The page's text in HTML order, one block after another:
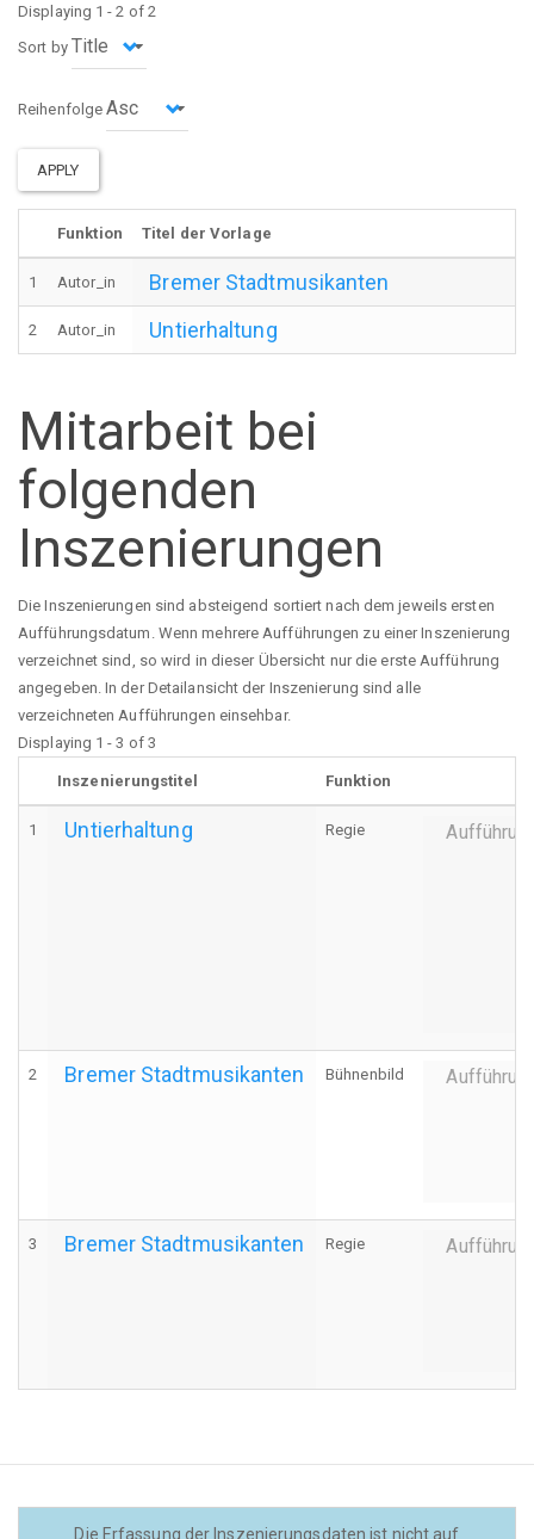
Displaying 1 - 2 of 2
Sort by
Reihenfolge
APPLY
Funktion Titel der Vorlage
1 Autor_in Bremer Stadtmusikanten
2 Autor_in Untierhaltung
Mitarbeit bei
folgenden
Inszenierungen
Die Inszenierungen sind absteigend sortiert nach dem jeweils ersten
Aufführungsdatum. Wenn mehrere Aufführungen zu einer Inszenierung
verzeichnet sind, so wird in dieser Übersicht nur die erste Aufführung
angegeben. In der Detailansicht der Inszenierung sind alle
verzeichneten Aufführungen einsehbar.
Displaying 1 - 3 of 3
Inszenierungstitel Funktion
1 Untierhaltung Regie
2 Bremer Stadtmusikanten Bühnenbild
3 Bremer Stadtmusikanten Regie
Die Erfassung der Inszenierungsdaten ist nicht auf